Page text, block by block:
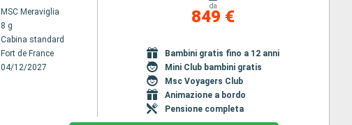
MSC Meraviglia
8 g
Cabina standard
Fort de France
04/12/2027
da
849 €
Bambini gratis fino a 12 anni
Mini Club bambini gratis
Msc Voyagers Club
Animazione a bordo
Pensione completa